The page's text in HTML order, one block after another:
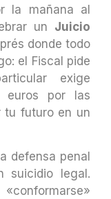
la mañana al
un Juicio
donde todo
el Fiscal pide
exige
euros por las
tu futuro en un
defensa penal
suicidio legal.